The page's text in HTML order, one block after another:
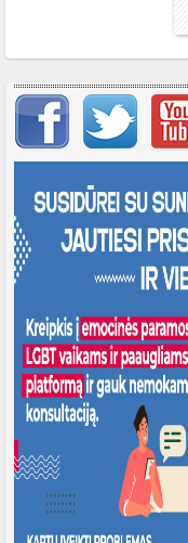
Svarbių įrašų meniu